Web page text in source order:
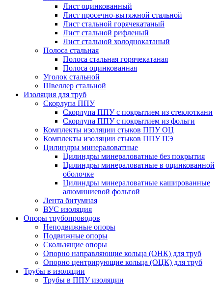
Лист оцинкованный
Лист просечно-вытяжной стальной
Лист стальной горячекатаный
Лист стальной рифленый
Лист стальной холоднокатаный
Полоса стальная
Полоса стальная горячекатаная
Полоса оцинкованная
Уголок стальной
Швеллер стальной
Изоляция для труб
Скорлупа ППУ
Скорлупа ППУ с покрытием из стеклоткани
Скорлупа ППУ с покрытием из фольги
Комплекты изоляции стыков ППУ ОЦ
Комплекты изоляции стыков ППУ ПЭ
Цилиндры минераловатные
Цилиндры минераловатные без покрытия
Цилиндры минераловатные в оцинкованной
оболочке
Цилиндры минераловатные кашированные
алюминиевой фольгой
Лента битумная
ВУС изоляция
Опоры трубопроводов
Неподвижные опоры
Подвижные опоры
Скользящие опоры
Опорно направляющие кольца (ОНК) для труб
Опорно центрирующие кольца (ОЦК) для труб
Трубы в изоляции
Трубы в ППУ изоляции